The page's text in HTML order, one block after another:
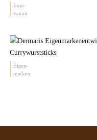
Inno-
vation
Eigen-
marken